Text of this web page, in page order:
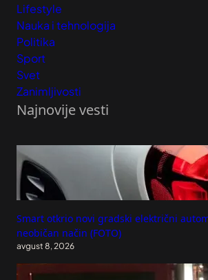
Lifestyle
Nauka i tehnologija
Politika
Sport
Svet
Zanimljivosti
Najnovije vesti
Smart otkrio novi gradski električni
neobičan način (FOTO)
avgust 8, 2026